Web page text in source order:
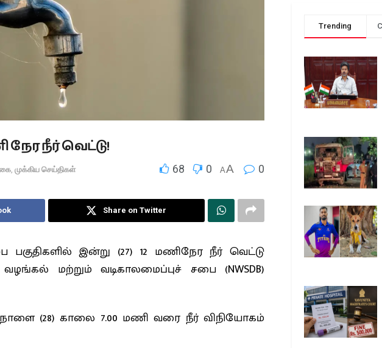
நேர நீர் வெட்டு!
முக்கிய செய்திகள் 68 0 AA 0
Share on Twitter
இன்று (27) 12 மணிநேர நீர் வெட்டு
மற்றும் வடிகாலமைப்புச் சபை (NWSDB)
(28) காலை 7.00 மணி வரை நீர் விநியோகம்
Trending